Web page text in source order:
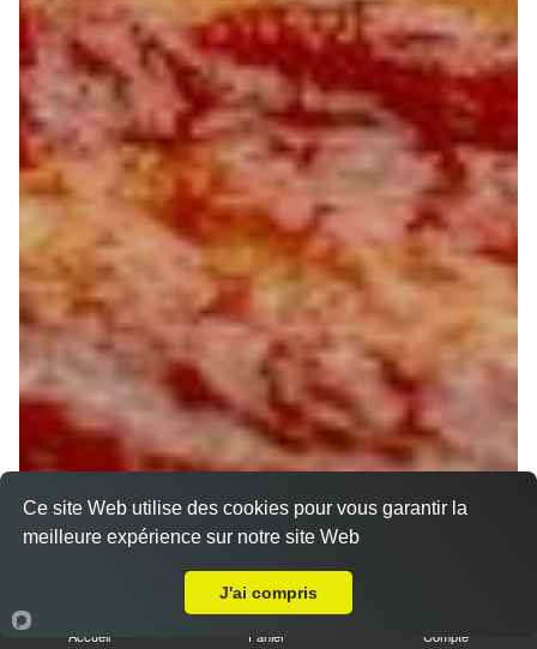
Accueil Panier Compte
Ce site Web utilise des cookies pour vous garantir la
meilleure expérience sur notre site Web
J'ai compris